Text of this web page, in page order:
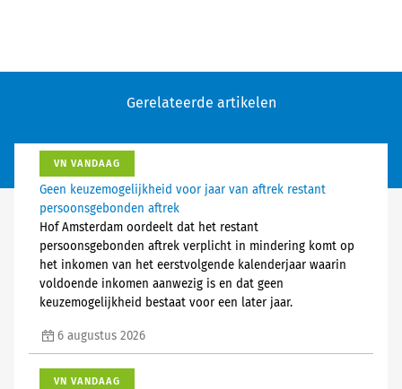
Gerelateerde artikelen
VN VANDAAG
Geen keuzemogelijkheid voor jaar van aftrek restant
persoonsgebonden aftrek
Hof Amsterdam oordeelt dat het restant
persoonsgebonden aftrek verplicht in mindering komt op
het inkomen van het eerstvolgende kalenderjaar waarin
voldoende inkomen aanwezig is en dat geen
keuzemogelijkheid bestaat voor een later jaar.
6 augustus 2026
VN VANDAAG